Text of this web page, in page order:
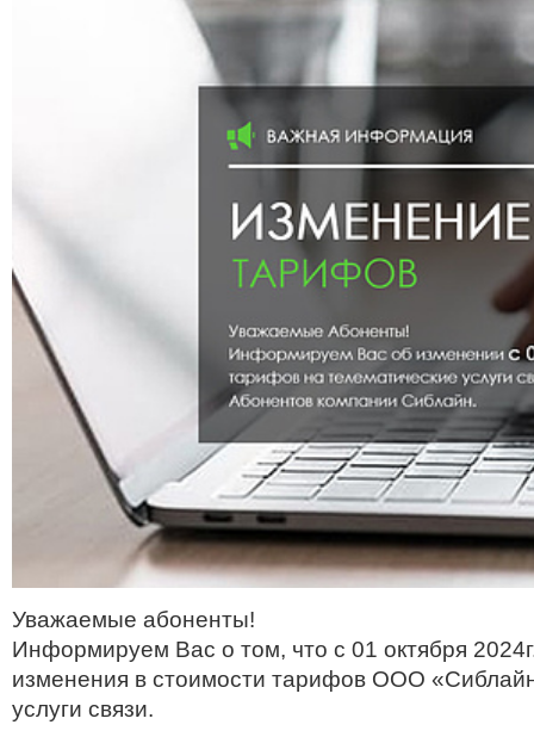
Уважаемые абоненты!
Информируем Вас о том, что с 01 октября
изменения в стоимости тарифов ООО
услуги связи.